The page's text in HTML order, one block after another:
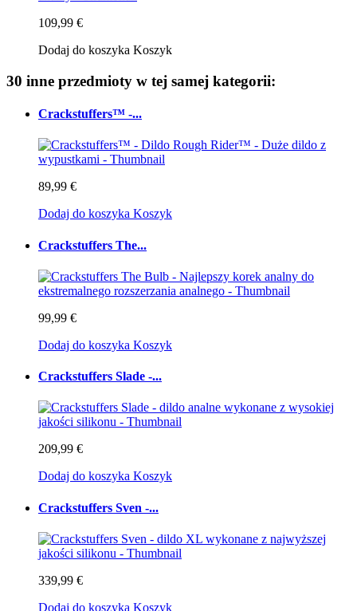
109,99 €
Dodaj do koszyka Koszyk
30 inne przedmioty w tej samej kategorii:
Crackstuffers™ -...
89,99 €
Dodaj do koszyka Koszyk
Crackstuffers The...
99,99 €
Dodaj do koszyka Koszyk
Crackstuffers Slade -...
209,99 €
Dodaj do koszyka Koszyk
Crackstuffers Sven -...
339,99 €
Dodaj do koszyka Koszyk